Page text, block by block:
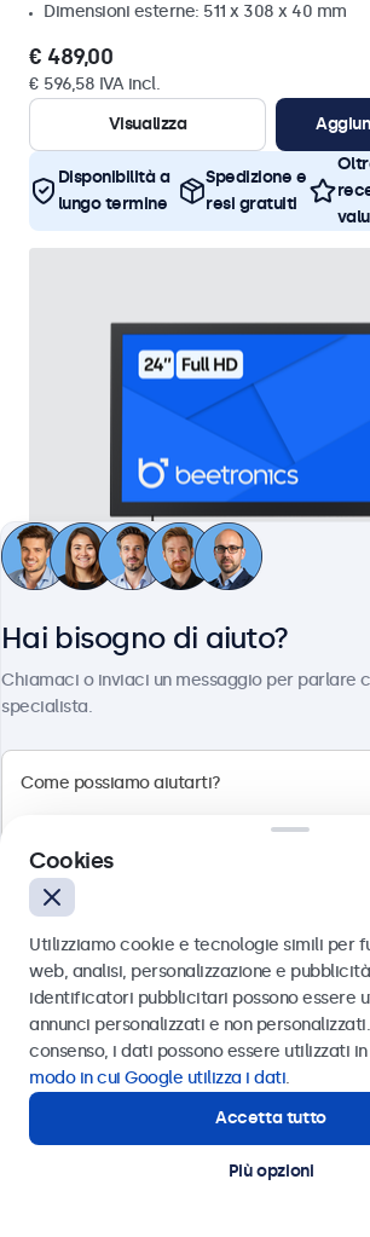
Dimensioni esterne: 511 x 308 x 40 mm
€ 489,00
€ 596,58 IVA incl.
Visualizza
Disponibilità a
lungo termine
Spedizione e
resi gratuiti
Monitor 24 Pollici Metallo
24HD7M
100+ pezzi disponibili
Risoluzione 1920 x 1080 (Full HD)
Montaggio: scrivania, parete, incasso
Dimensioni esterne: 560 x 337 x 41 mm
€ 499,00
Visualizza
Hai bisogno di aiuto?
Chiamaci o inviaci un messaggio per parlare
specialista.
Inviare
Oppure chiamaci al
Contatta i nostri esperti
Cookies
Utilizziamo cookie e tecnologie simili per
web, analisi, personalizzazione e
identificatori pubblicitari possono essere
annunci personalizzati e non
consenso, i dati possono essere utilizzati
modo in cui Google utilizza i dati.
Accetta tutto
Più opzioni